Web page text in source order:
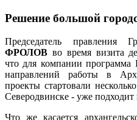
Решение большой
Председатель правления
ФРОЛОВ во время визита
что для компании
направлений работы в
проекты стартовали
Северодвинске - уже
Что же касается